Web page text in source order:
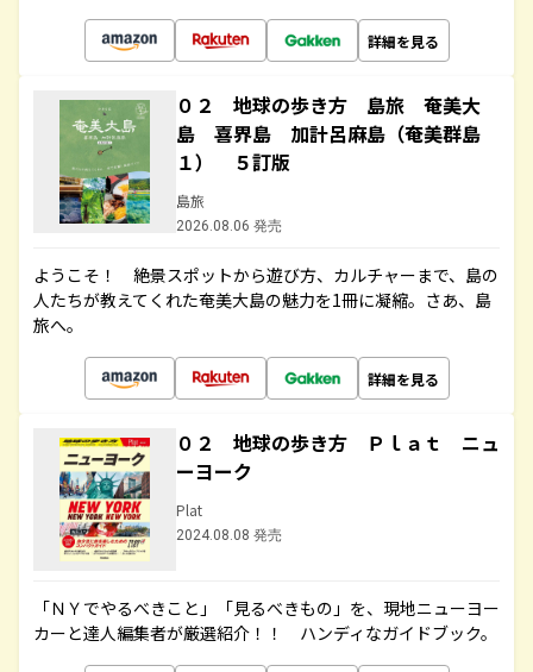
詳細を見る
０２ 地球の歩き方 島旅 奄美大
島 喜界島 加計呂麻島（奄美群島
１） ５訂版
島旅
2026.08.06 発売
ようこそ！ 絶景スポットから遊び方、カルチャーまで、島の
人たちが教えてくれた奄美大島の魅力を1冊に凝縮。さあ、島
旅へ。
詳細を見る
０２ 地球の歩き方 Ｐｌａｔ ニュ
ーヨーク
Plat
2024.08.08 発売
「ＮＹでやるべきこと」「見るべきもの」を、現地ニューヨー
カーと達人編集者が厳選紹介！！ ハンディなガイドブック。